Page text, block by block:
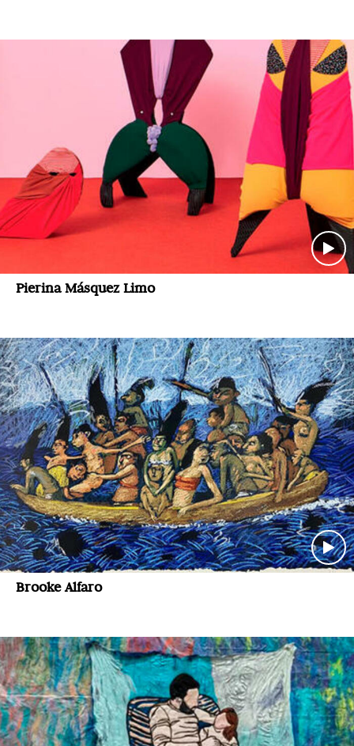
Pierina Másquez Limo
Brooke Alfaro